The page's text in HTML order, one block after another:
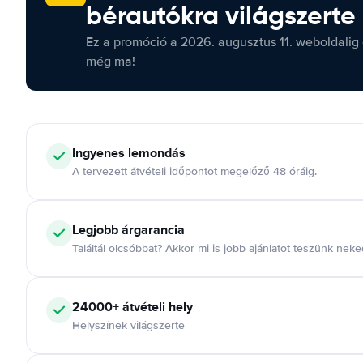
bérautókra világszerte
Ez a promóció a 2026. augusztus 11.
még ma!
Ingyenes lemondás
A tervezett átvételi időpontot megelőző 48 óráig.
Legjobb árgarancia
Találtál olcsóbbat? Akkor mi is jobb ajánlatot teszünk
24000+ átvételi hely
Helyszínek világszerte